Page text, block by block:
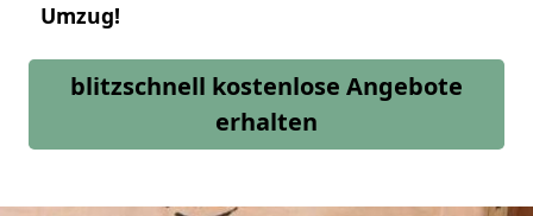
Umzug!
blitzschnell kostenlose Angebote
erhalten